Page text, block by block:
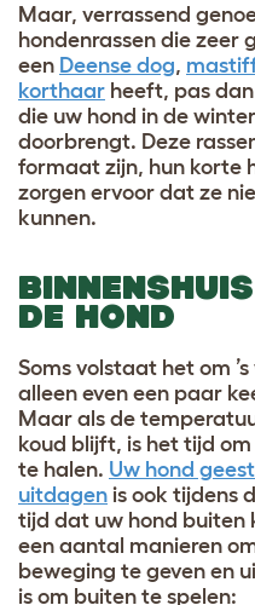
Maar, verrassend
hondenrassen die zeer
een Deense dog,
korthaar heeft, pas
die uw hond in de
doorbrengt. Deze
formaat zijn, hun korte
zorgen ervoor dat ze
kunnen.
DE HOND
Soms volstaat het om
alleen even een paar
Maar als de
koud blijft, is het tijd
te halen. Uw hond
uitdagen is ook tijdens
tijd dat uw hond buiten
een aantal manieren
beweging te geven en
is om buiten te spelen: